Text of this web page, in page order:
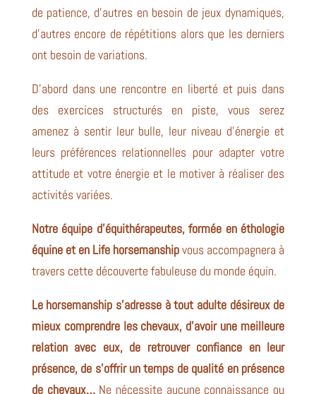
de patience, d’autres en besoin de jeux dynamiques,
d’autres encore de répétitions alors que les derniers
ont besoin de variations.
D’abord dans une rencontre en liberté et puis dans
des exercices structurés en piste, vous serez
amenez à sentir leur bulle, leur niveau d’énergie et
leurs préférences relationnelles pour adapter votre
attitude et votre énergie et le motiver à réaliser des
activités variées.
Notre équipe d’équithérapeutes, formée en éthologie
équine et en Life horsemanshipvous accompagnera à
travers cette découverte fabuleuse du monde équin.
Le horsemanship s’adresse à tout adulte désireux de
mieux comprendre les chevaux, d’avoir une meilleure
relation avec eux, de retrouver confiance en leur
présence, de s’offrir un temps de qualité en présence
de chevaux…Ne nécessite aucune connaissance ou